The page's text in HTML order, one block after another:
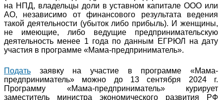
на НПД, владельцы доли в уставном капитале ООО или
АО, независимо от финансового результата ведения
такой деятельности (убыток либо прибыль). И женщины,
не имеющие, либо ведущие предпринимательскую
деятельность менее 1 года по данным ЕГРЮЛ на дату
участия в программе «Мама-предприниматель».
Подать заявку на участие в программе «Мама-
предприниматель» можно до 13 сентября 2024 г.
Программу «Мама-предприниматель» курирует
заместитель министра экономического развития РФ